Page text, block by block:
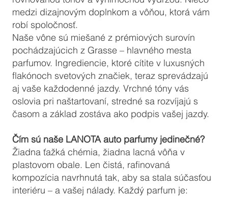
medzi dizajnovým doplnkom a vôňou, ktorá vám
robí spoločnosť.
Naše vône sú miešané z prémiových surovín
pochádzajúcich z Grasse – hlavného mesta
parfumov. Ingrediencie, ktoré cítite v luxusných
flakónoch svetových značiek, teraz sprevádzajú
aj vaše každodenné jazdy. Vrchné tóny vás
oslovia pri naštartovaní, stredné sa rozvíjajú s
časom a základ zostáva ako podpis vašej jazdy.
Čím sú naše LANOTA auto parfumy jedinečné?
Žiadna ťažká chémia, žiadna lacná vôňa v
plastovom obale. Len čistá, rafinovaná
kompozícia navrhnutá tak, aby sa stala súčasťou
interiéru – a vašej nálady. Každý parfum je: